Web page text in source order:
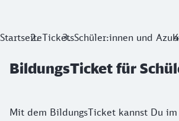
BildungsTicket für
StartseiteTicketsSchüler:innen und
BildungsTicket für
Mit dem BildungsTicket kannst Du